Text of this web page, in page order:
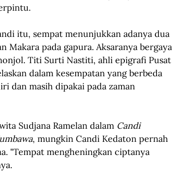
itu, sempat menunjukkan adanya dua
Makara pada gapura. Aksaranya bergaya
Titi Surti Nastiti, ahli epigrafi Pusat
dalam kesempatan yang berbeda
dan masih dipakai pada zaman
Sudjana Ramelan dalam Candi
, mungkin Candi Kedaton pernah
"Tempat mengheningkan ciptanya